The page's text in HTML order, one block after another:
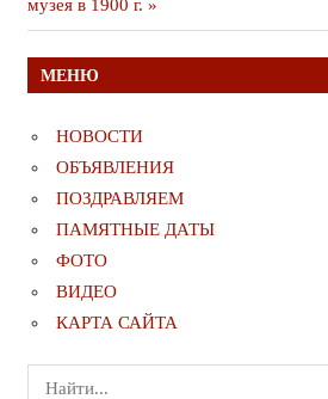
музея в 1900 г.
МЕНЮ
НОВОСТИ
ОБЪЯВЛЕНИЯ
ПОЗДРАВЛЯЕМ
ПАМЯТНЫЕ ДАТЫ
ФОТО
ВИДЕО
КАРТА САЙТА
Поиск